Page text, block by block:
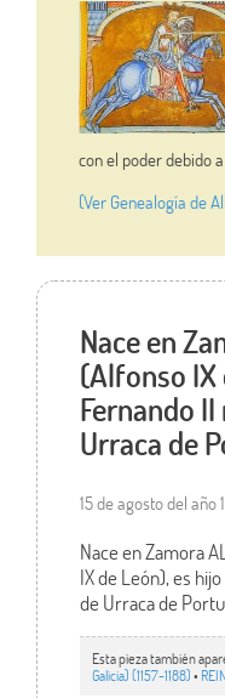
con el poder debido
(Ver Genealogía de
Nace en
(Alfonso IX
Fernando
Urraca de
15 de agosto del año
Nace en Zamora
IX de León), es
de Urraca de
Esta pieza también
Galicia) (1157-1188)•